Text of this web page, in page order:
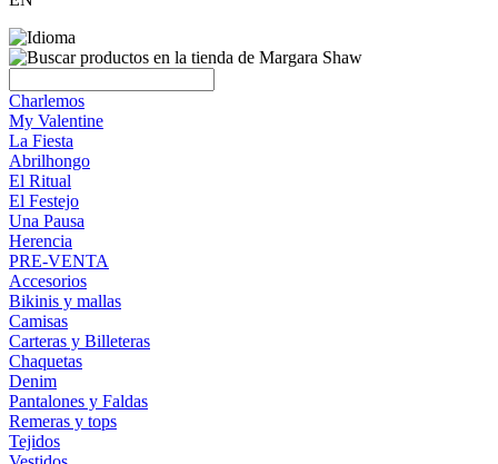
Charlemos
My Valentine
La Fiesta
Abrilhongo
El Ritual
El Festejo
Una Pausa
Herencia
PRE-VENTA
Accesorios
Bikinis y mallas
Camisas
Carteras y Billeteras
Chaquetas
Denim
Pantalones y Faldas
Remeras y tops
Tejidos